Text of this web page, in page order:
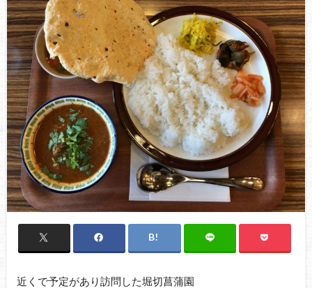
近くで予定があり訪問した堀切菖蒲園